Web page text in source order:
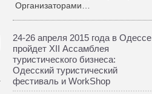
Организаторами…
24-26 апреля 2015 года в Одессе
пройдет XII Ассамблея
туристического бизнеса:
Одесский туристический
фестиваль и WorkShop